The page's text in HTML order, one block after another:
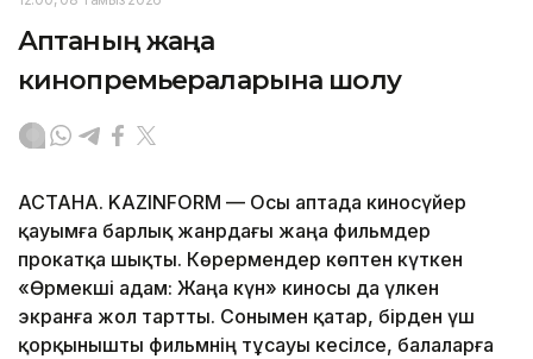
Аптаның жаңа
кинопремьераларына шолу
АСТАНА. KAZINFORM — Осы аптада киносүйер
қауымға барлық жанрдағы жаңа фильмдер
прокатқа шықты. Көрермендер көптен күткен
«Өрмекші адам: Жаңа күн» киносы да үлкен
экранға жол тартты. Сонымен қатар, бірден үш
қорқынышты фильмнің тұсауы кесілсе, балаларға